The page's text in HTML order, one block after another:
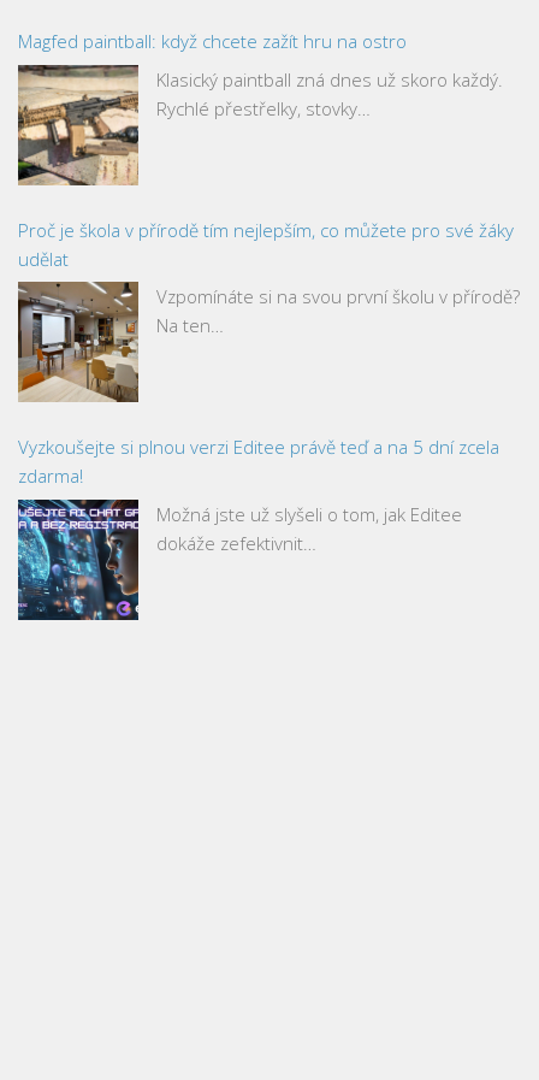
Magfed paintball: když chcete zažít hru na ostro
Klasický paintball zná dnes už skoro každý.
Rychlé přestřelky, stovky…
Proč je škola v přírodě tím nejlepším, co můžete pro své žáky
udělat
Vzpomínáte si na svou první školu v přírodě?
Na ten…
Vyzkoušejte si plnou verzi Editee právě teď a na 5 dní zcela
zdarma!
Možná jste už slyšeli o tom, jak Editee
dokáže zefektivnit…